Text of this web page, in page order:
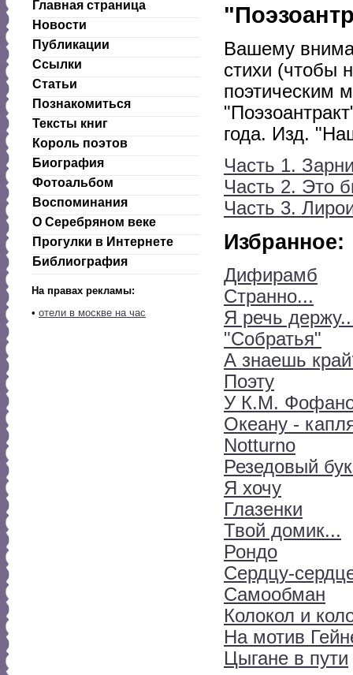
Главная страница
Новости
Публикации
Ссылки
Статьи
Познакомиться
Тексты книг
Король поэтов
Биография
Фотоальбом
Воспоминания
О Серебряном веке
Прогулки в Интернете
Библиография
На правах рекламы:
• отели в москве на час
Вашему
стихи (чтобы
поэтическим
года. Изд.
Часть 1.
Часть 2. Это
Часть 3.
Избранное:
Дифирамб
Странно...
Я речь
"Собратья"
А знаешь
Поэту
У К.М.
Океану -
Notturno
Резедовый
Я хочу
Глазенки
Твой домик...
Рондо
Сердцу-
Самообман
Колокол и
На мотив
Цыгане в пути